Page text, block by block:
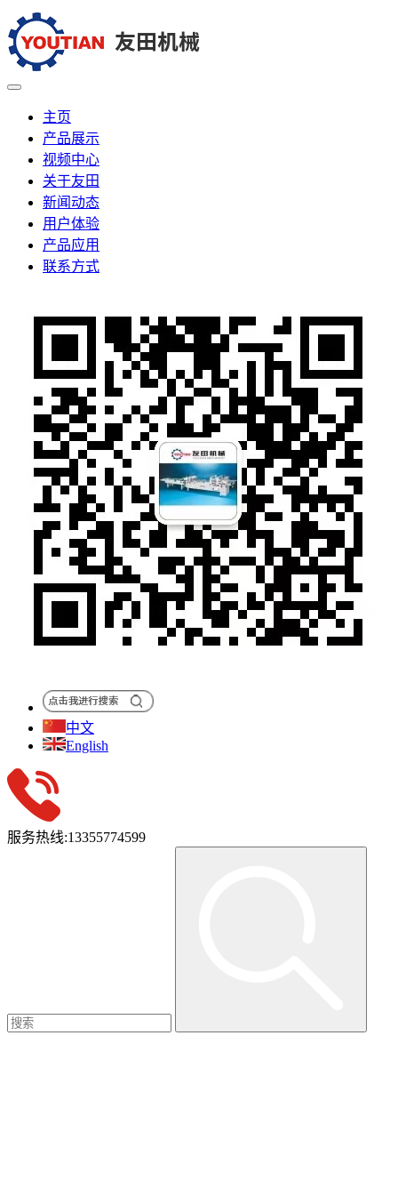
主页
产品展示
视频中心
关于友田
新闻动态
用户体验
产品应用
联系方式
中文
English
服务热线:13355774599